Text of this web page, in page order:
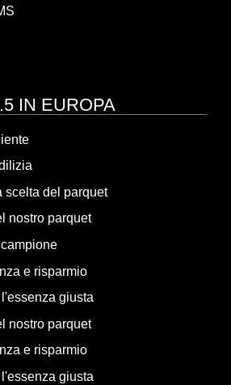
IN EUROPA
scelta del parquet
nostro parquet
e risparmio
giusta
nostro parquet
e risparmio
giusta